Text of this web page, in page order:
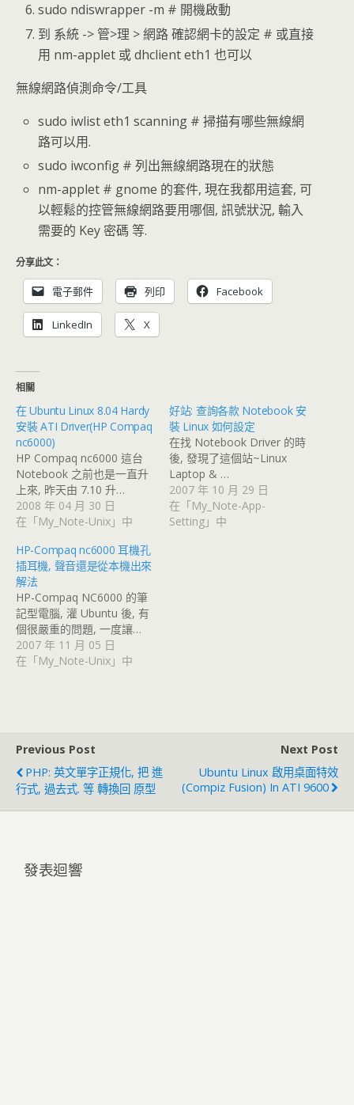
sudo ndiswrapper -m # 開機啟動
到 系統 -> 管>理 > 網路 確認網卡的設定 # 或直接
用 nm-applet 或 dhclient eth1 也可以
無線網路偵測命令/工具
sudo iwlist eth1 scanning # 掃描有哪些無線網
路可以用.
sudo iwconfig # 列出無線網路現在的狀態
nm-applet # gnome 的套件, 現在我都用這套, 可
以輕鬆的控管無線網路要用哪個, 訊號狀況, 輸入
需要的 Key 密碼 等.
分享此文：
電子郵件 列印 Facebook
LinkedIn X
相關
在 Ubuntu Linux 8.04 Hardy
安裝 ATI Driver(HP Compaq
nc6000)
HP Compaq nc6000 這台
Notebook 之前也是一直升
上來, 昨天由 7.10 升…
2008 年 04 月 30 日
在「My_Note-Unix」中
好站: 查詢各款 Notebook 安
裝 Linux 如何設定
在找 Notebook Driver 的時
後, 發現了這個站~Linux
Laptop & …
2007 年 10 月 29 日
在「My_Note-App-
Setting」中
HP-Compaq nc6000 耳機孔
插耳機, 聲音還是從本機出來
解法
HP-Compaq NC6000 的筆
記型電腦, 灌 Ubuntu 後, 有
個很嚴重的問題, 一度讓…
2007 年 11 月 05 日
在「My_Note-Unix」中
Previous Post
PHP: 英文單字正規化, 把 進
行式, 過去式. 等 轉換回 原型
Next Post
Ubuntu Linux 啟用桌面特效
(Compiz Fusion) In ATI 9600
發表迴響